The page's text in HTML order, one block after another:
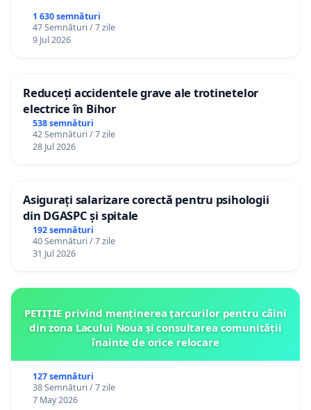
1 630 semnături
47 Semnături / 7 zile
9 Jul 2026
Reduceți accidentele grave ale trotinetelor
electrice în Bihor
538 semnături
42 Semnături / 7 zile
28 Jul 2026
Asigurați salarizare corectă pentru psihologii
din DGASPC și spitale
192 semnături
40 Semnături / 7 zile
31 Jul 2026
PETIȚIE privind menținerea țarcurilor pentru câini
din zona Lacului Noua și consultarea comunității
înainte de orice relocare
127 semnături
38 Semnături / 7 zile
7 May 2026